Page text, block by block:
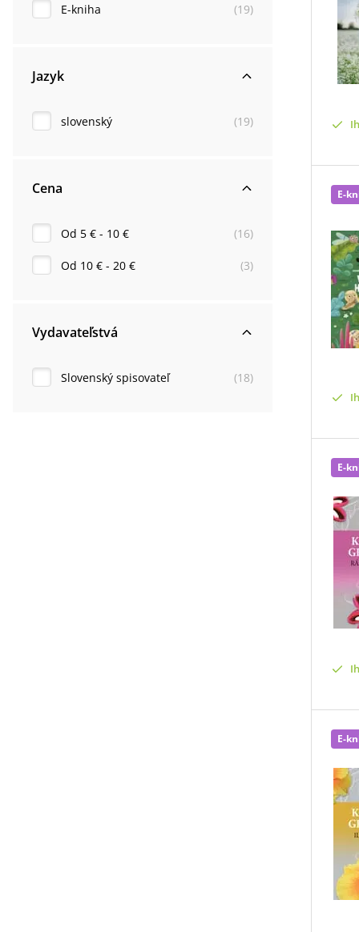
E-kniha (19)
Jazyk
slovenský (19)
Cena
Od 5 € - 10 € (16)
Od 10 € - 20 € (3)
Vydavateľstvá
Slovenský spisovateľ (18)
E-
E-
E-